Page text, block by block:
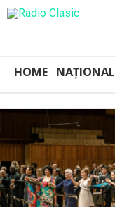
HOME NAȚIONAL